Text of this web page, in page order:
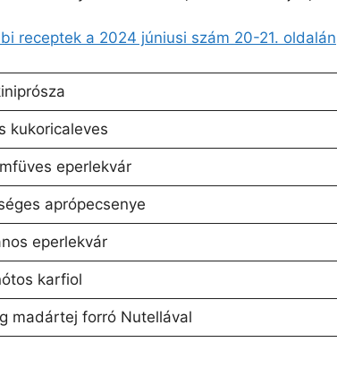
receptek a 2024 júniusi szám 20-21. oldalán
kukoricaleves
eperlekvár
aprópecsenye
eperlekvár
karfiol
madártej forró Nutellával